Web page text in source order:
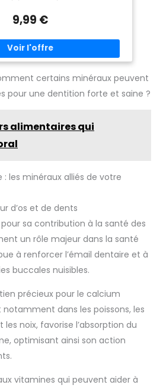
légèrement amère. Son infusion
iodé, avec une note d’herbes
optimale du thé. 🌳 ATELIER
sélectionné et conditionné dans notre
est une marque française de
PAR UN PHARMACIEN : diplômé en
Nicolas sélectionne et
de la marque Chabiothé depuis 2013.
9,99 €
certains minéraux peuvent
pour une dentition forte et saine ?
alimentaires qui
les minéraux alliés de votre
d’os et de dents
sa contribution à la santé des
un rôle majeur dans la santé
à renforcer l’émail dentaire et à
buccales nuisibles.
précieux pour le calcium
notamment dans les poissons, les
noix, favorise l’absorption du
optimisant ainsi son action
vitamines qui peuvent aider à